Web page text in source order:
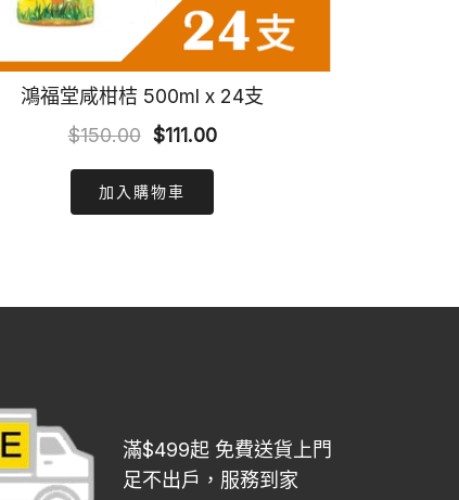
鴻福堂咸柑桔 500ml x 24支
$150.00 Original
price
was:
$111.00Current
加入購物車
滿$499起 免費送貨上門
足不出戶，服務到家